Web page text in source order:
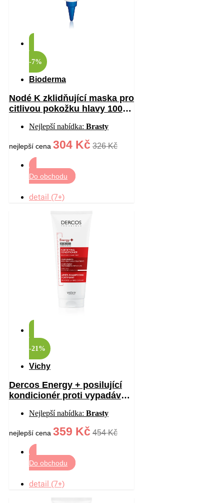
-7%
Bioderma
Nodé K zklidňující maska pro
citlivou pokožku hlavy 100
Nejlepší nabídka: Brasty
nejlepší cena 304 Kč 326 Kč
Do obchodu
detail (7+)
-21%
Vichy
Dercos Energy + posilující
kondicionér proti vypadávání
Nejlepší nabídka: Brasty
nejlepší cena 359 Kč 454 Kč
Do obchodu
detail (7+)